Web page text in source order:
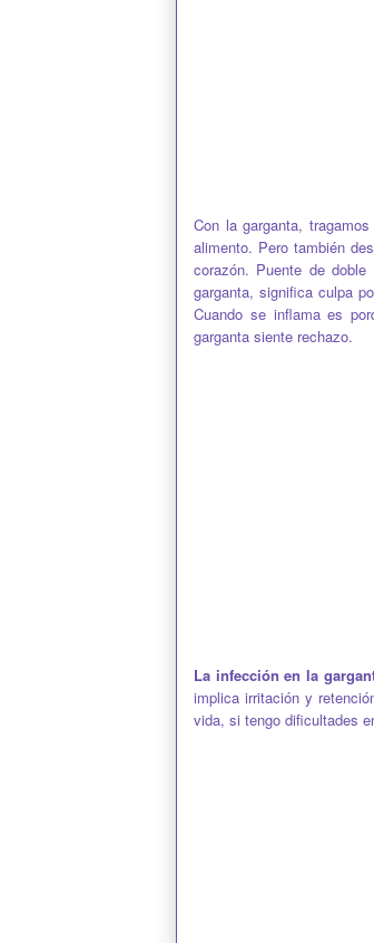
Con la garganta,
alimento. Pero también
corazón. Puente de
garganta, significa culpa
Cuando se inflama es
garganta siente rechazo.
La infección en la
implica irritación y
vida, si tengo dificultades